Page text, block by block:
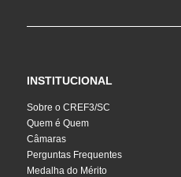
INSTITUCIONAL
Sobre o CREF3/SC
Quem é Quem
Câmaras
Perguntas Frequentes
Medalha do Mérito